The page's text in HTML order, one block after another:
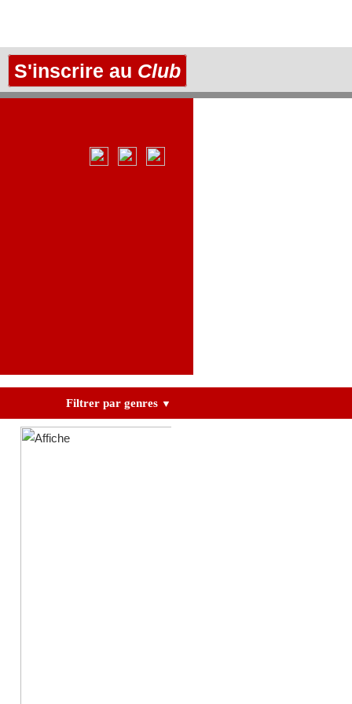
S'inscrire au Club
Filtrer par genres ▼